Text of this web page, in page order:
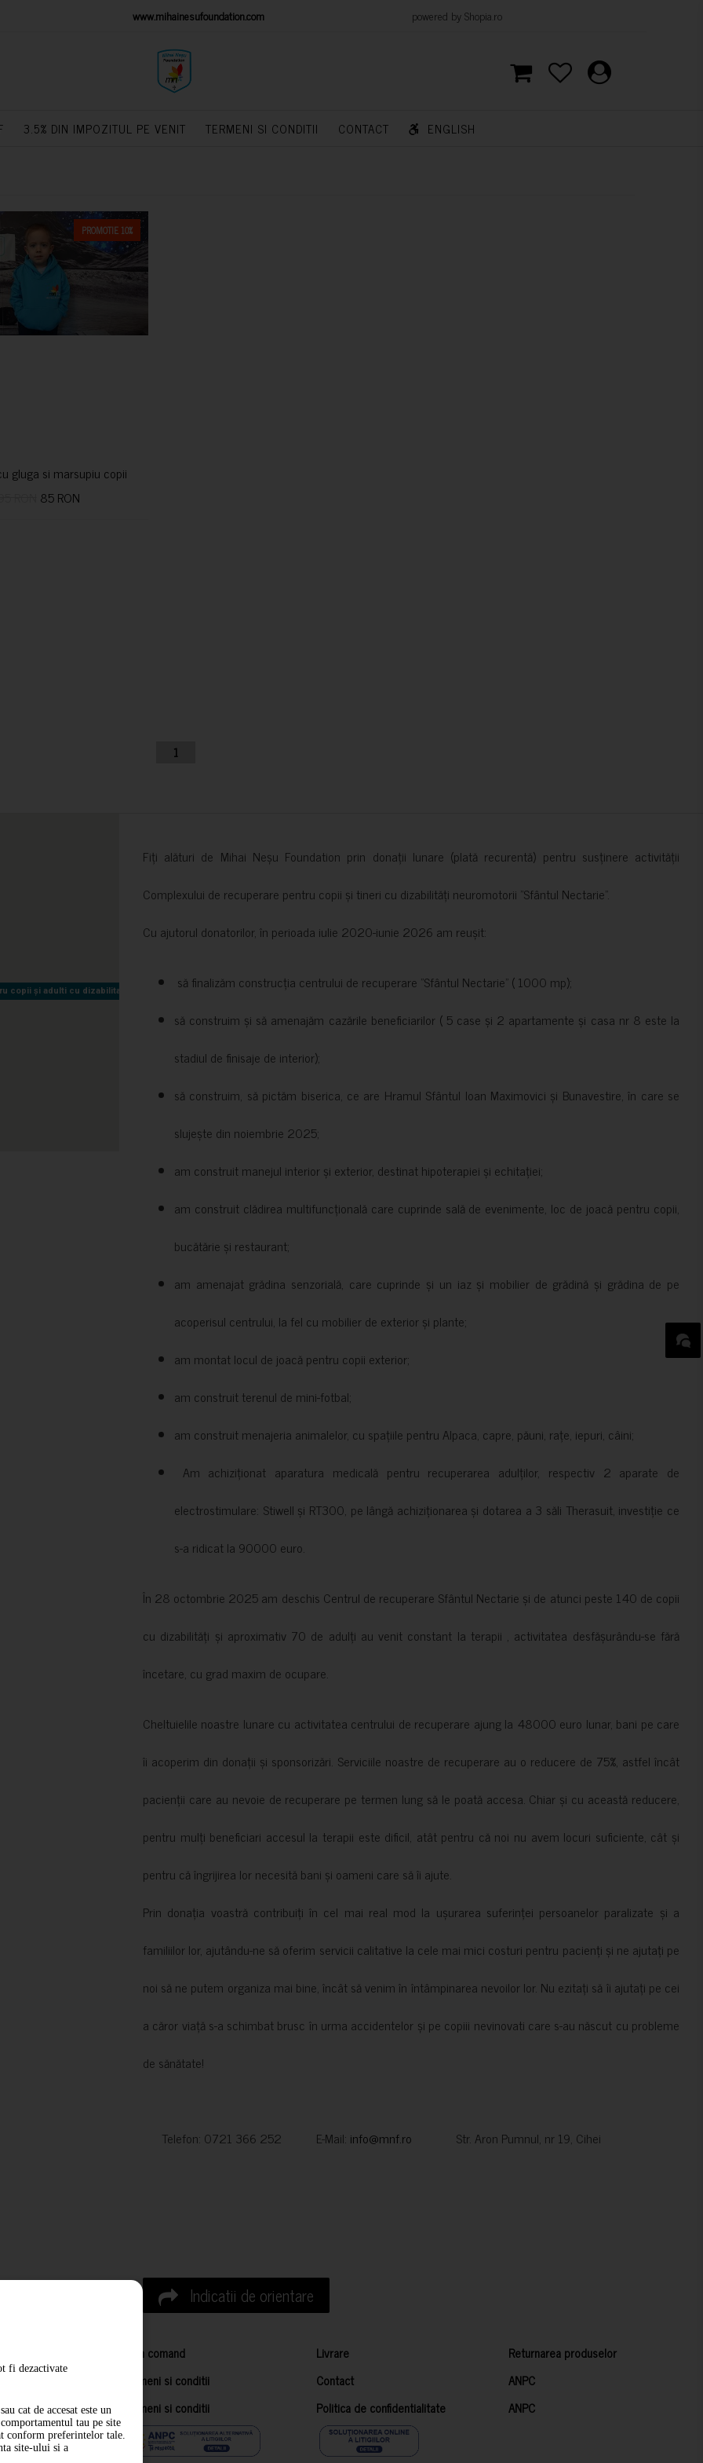
PLATFORM www.mihainesufoundation.com powered by Shopia.ro
3.5% DIN IMPOZITUL PE VENIT TERMENI SI CONDITII CONTACT ENGLISH
PROMOTIE 10%
gluga si marsupiu copii
85 RON
1
copii și adulti cu dizabilitati neuromotorii Sfântul Nectarie
copii și adulti cu dizabilitati neuromotorii Sfântul Nectarie
Fiți alături de Mihai Neșu Foundation prin donații lunare (plată recurentă) pentru susținere activității
Complexului de recuperare pentru copii și tineri cu dizabilități neuromotorii ”Sfântul Nectarie”.
Cu ajutorul donatorilor, în perioada iulie 2020-iunie 2026 am reușit:
să finalizăm construcția centrului de recuperare ”Sfântul Nectarie” ( 1000 mp);
să construim și să amenajăm cazările beneficiarilor ( 5 case și 2 apartamente și casa nr 8 este la
stadiul de finisaje de interior);
să construim, să pictăm biserica, ce are Hramul Sfântul Ioan Maximovici și Bunavestire, în care se
slujește din noiembrie 2025;
am construit manejul interior și exterior, destinat hipoterapiei și echitației;
am construit clădirea multifuncțională care cuprinde sală de evenimente, loc de joacă pentru copii,
bucătărie și restaurant;
am amenajat grădina senzorială, care cuprinde și un iaz și mobilier de grădină și grădina de pe
acoperisul centrului, la fel cu mobilier de exterior și plante;
am montat locul de joacă pentru copii exterior;
am construit terenul de mini-fotbal;
am construit menajeria animalelor, cu spațiile pentru Alpaca, capre, păuni, rațe, iepuri, câini;
Am achiziționat aparatura medicală pentru recuperarea adulților, respectiv 2 aparate de
electrostimulare: Stiwell și RT300, pe lângă achiziționarea și dotarea a 3 săli Therasuit, investiție ce
s-a ridicat la 90000 euro.
În 28 octombrie 2025 am deschis Centrul de recuperare Sfântul Nectarie și de atunci peste 140 de copii
cu dizabilități și aproximativ 70 de adulți au venit constant la terapii , activitatea desfășurându-se fără
încetare, cu grad maxim de ocupare.
Cheltuielile noastre lunare cu activitatea centrului de recuperare ajung la 48000 euro lunar, bani pe care
îi acoperim din donații și sponsorizări. Serviciile noastre de recuperare au o reducere de 75%, astfel încât
pacienții care au nevoie de recuperare pe termen lung să le poată accesa. Chiar și cu această reducere,
pentru mulți beneficiari accesul la terapii este dificil, atât pentru că noi nu avem locuri suficiente, cât și
pentru că îngrijirea lor necesită bani și oameni care să îi ajute.
Prin donația voastră contribuiți în cel mai real mod la ușurarea suferinței persoanelor paralizate și a
familiilor lor, ajutându-ne să oferim servicii calitative la cele mai mici costuri pentru pacienți și ne ajutați pe
noi să ne putem organiza mai bine, încât să venim în întâmpinarea nevoilor lor. Nu ezitați să îi ajutați pe cei
a căror viață s-a schimbat brusc în urma accidentelor și pe copiii nevinovati care s-au născut cu probleme
de sănătate!
Telefon: 0721 366 252 E-Mail: info@mnf.ro Str. Aron Pumnul, nr 19, Cihei
Indicatii de orientare
Cum comand Livrare
Returnarea produselor
Termeni si conditii
Contact
ANPC
Termeni si conditii
Politica de confidentialitate ANPC
fi dezactivate
cat de accesat este un
tau pe site
conform preferintelor tale.
site-ului si a